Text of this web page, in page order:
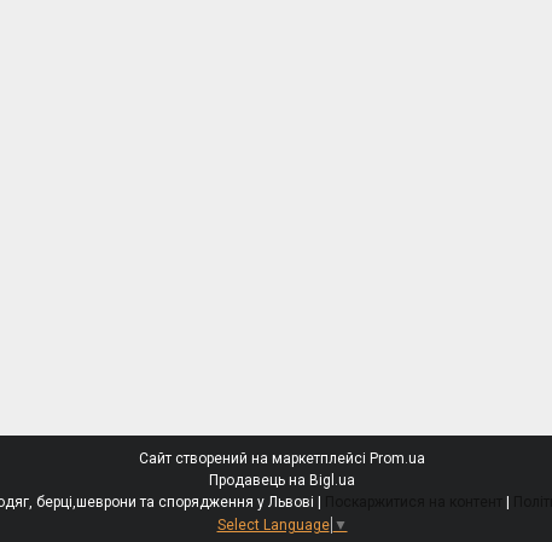
Сайт створений на маркетплейсі Prom.ua
Продавець на Bigl.ua
Select Language ▼